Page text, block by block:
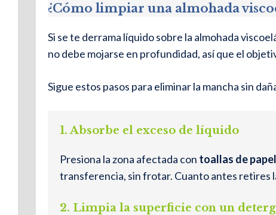
¿Cómo limpiar una almohada
Si se te derrama líquido sobre la almohada
no debe mojarse en profundidad, así que el
Sigue estos pasos para eliminar la mancha sin
1.Absorbe el exceso de líquido
Presiona la zona afectada con toallas de
transferencia, sin frotar. Cuanto antes retires
2. Limpia la superficie con un